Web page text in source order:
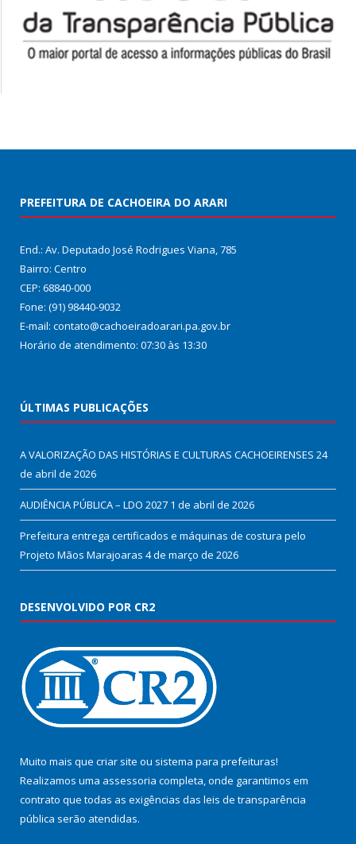
PREFEITURA DE CACHOEIRA DO ARARI
End.: Av. Deputado José Rodrigues Viana, 785
Bairro: Centro
CEP: 68840-000
Fone: (91) 98440-9032
E-mail: contato@cachoeiradoarari.pa.gov.br
Horário de atendimento: 07:30 às 13:30
ÚLTIMAS PUBLICAÇÕES
A VALORIZAÇÃO DAS HISTÓRIAS E CULTURAS CACHOEIRENSES 24
de abril de 2026
AUDIÊNCIA PÚBLICA – LDO 2027 1 de abril de 2026
Prefeitura entrega certificados e máquinas de costura pelo
Projeto Mãos Marajoaras 4 de março de 2026
DESENVOLVIDO POR CR2
Muito mais que criar site ou sistema para prefeituras!
Realizamos uma assessoria completa, onde garantimos em
contrato que todas as exigências das leis de transparência
pública serão atendidas.